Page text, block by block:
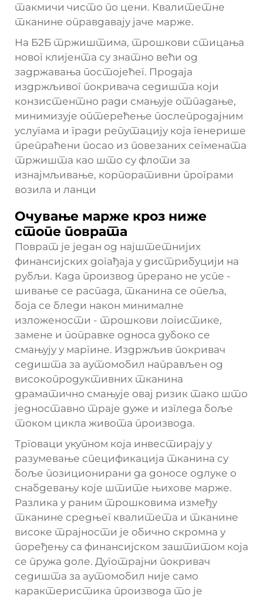
такмичи чисто по цени. Квалитетне
тканине оправдавају јаче марже.
На Б2Б тржиштима, трошкови стицања
новог клијента су знатно већи од
задржавања постојећег. Продаја
издржљивог покривача седишта који
конзистентно ради смањује отпадање,
минимизује оптерећење послепродајним
услугама и гради репутацију која генерише
препраћени посао из повезаних сегмената
тржишта као што су флоти за
изнајмљивање, корпоративни програми
возила и ланци
Очување марже кроз ниже
стопе поврата
Поврат је један од најштетнијих
финансијских догађаја у дистрибуцији на
рубљи. Када производ прерано не успе -
шивање се распада, тканина се опеља,
боја се бледи након минималне
изложености - трошкови логистике,
замене и поправке односа дубоко се
смањују у маргине. Издржљив покривач
седишта за аутомобил направљен од
високопродуктивних тканина
драматично смањује овај ризик тако што
једноставно траје дуже и изгледа боље
током цикла живота производа.
Трговаци укупном која инвестирају у
разумевање спецификација тканина су
боље позиционирани да доносе одлуке о
снабдевању које штите њихове марже.
Разлика у раним трошковима између
тканине средњег квалитета и тканине
високе трајности је обично скромна у
поређењу са финансијском заштитом која
се пружа доле. Дуготрајни покривач
седишта за аутомобил није само
карактеристика производа то је